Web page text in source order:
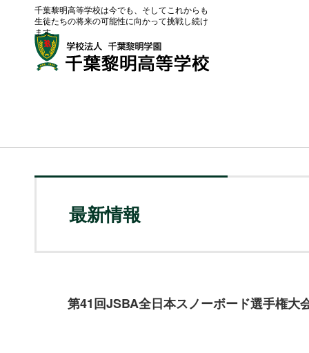
千葉黎明高等学校は今でも、そしてこれからも
生徒たちの将来の可能性に向かって挑戦し続け
ます。
最新情報
第41回JSBA全日本スノーボード選手権大